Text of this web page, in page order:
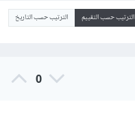
الترتيب حسب التقييم الترتيب حسب التاريخ
0